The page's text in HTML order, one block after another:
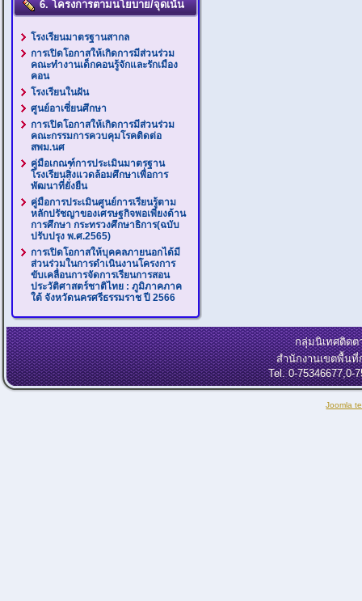
6. โครงการตามนโยบาย/จุดเน้น
โรงเรียนมาตรฐานสากล
การเปิดโอกาสให้เกิดการมีส่วนร่วม
คณะทำงานเด็กคอนรู้จักและรักเมือง
คอน
โรงเรียนในฝัน
ศูนย์อาเซี่ยนศึกษา
การเปิดโอกาสให้เกิดการมีส่วนร่วม
คณะกรรมการควบคุมโรคติดต่อ
สพม.นศ
คู่มือเกณฑ์การประเมินมาตรฐาน
โรงเรียนสิ่งแวดล้อมศึกษาเพื่อการ
พัฒนาที่ยั่งยืน
คู่มือการประเมินศูนย์การเรียนรู้ตาม
หลักปรัชญาของเศรษฐกิจพอเพียงด้าน
การศึกษา กระทรวงศึกษาธิการ(ฉบับ
ปรับปรุง พ.ศ.2565)
การเปิดโอกาสให้บุคคลภายนอกได้มี
ส่วนร่วมในการดำเนินงานโครงการ
ขับเคลื่อนการจัดการเรียนการสอน
ประวัติศาสตร์ชาติไทย : ภูมิภาคภาค
ใต้ จังหวัดนครศรีธรรมราช ปี 2566
กลุ่มนิเทศติดต
สำนักงานเขตพื้น
Tel. 0-75346677,0-
Joomla